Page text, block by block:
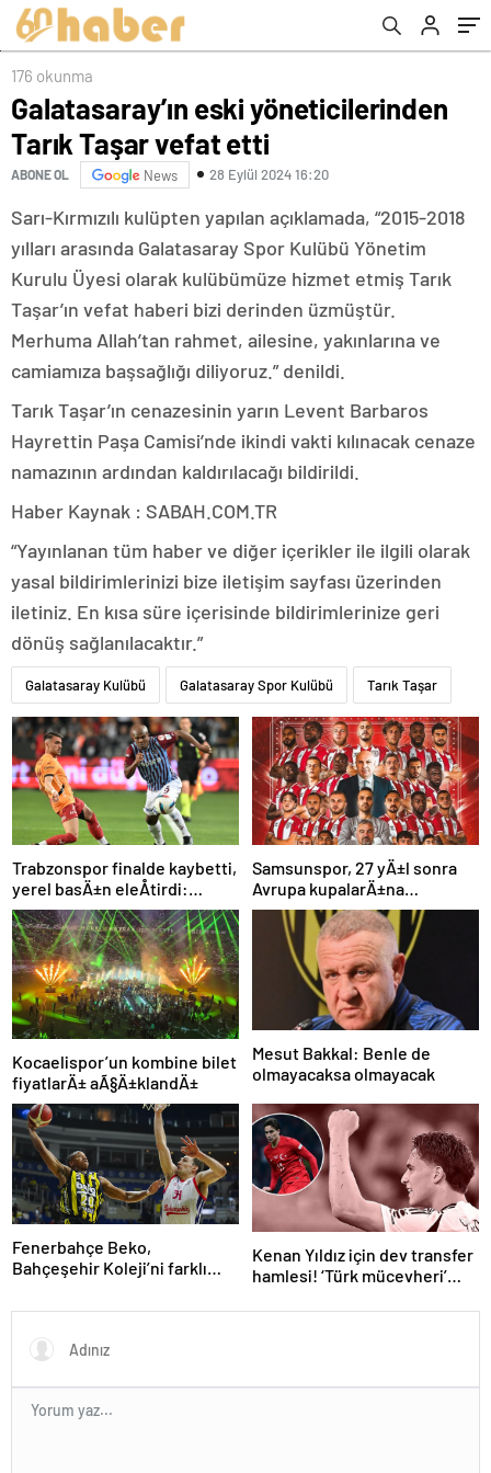
176 okunma
Galatasaray’ın eski yöneticilerinden
Tarık Taşar vefat etti
ABONE OL News 28 Eylül 2024 16:20
Sarı-Kırmızılı kulüpten yapılan açıklamada, “2015-2018
yılları arasında Galatasaray Spor Kulübü Yönetim
Kurulu Üyesi olarak kulübümüze hizmet etmiş Tarık
Taşar’ın vefat haberi bizi derinden üzmüştür.
Merhuma Allah’tan rahmet, ailesine, yakınlarına ve
camiamıza başsağlığı diliyoruz.” denildi.
Tarık Taşar’ın cenazesinin yarın Levent Barbaros
Hayrettin Paşa Camisi’nde ikindi vakti kılınacak cenaze
namazının ardından kaldırılacağı bildirildi.
Haber Kaynak : SABAH.COM.TR
“Yayınlanan tüm haber ve diğer içerikler ile ilgili olarak
yasal bildirimlerinizi bize iletişim sayfası üzerinden
iletiniz. En kısa süre içerisinde bildirimlerinize geri
dönüş sağlanılacaktır.”
Galatasaray Kulübü Galatasaray Spor Kulübü Tarık Taşar
Trabzonspor finalde kaybetti,
yerel basÄ±n eleÅtirdi:
“Futbol felaket, sonuÃ§
rezalet”
Samsunspor, 27 yÄ±l sonra
Avrupa kupalarÄ±na
katÄ±lÄ±yor
Kocaelispor’un kombine bilet
fiyatlarÄ± aÃ§Ä±klandÄ±
Mesut Bakkal: Benle de
olmayacaksa olmayacak
Fenerbahçe Beko,
Bahçeşehir Koleji’ni farklı
Kenan Yıldız için dev transfer
hamlesi! ‘Türk mücevheri’
duyurdular…